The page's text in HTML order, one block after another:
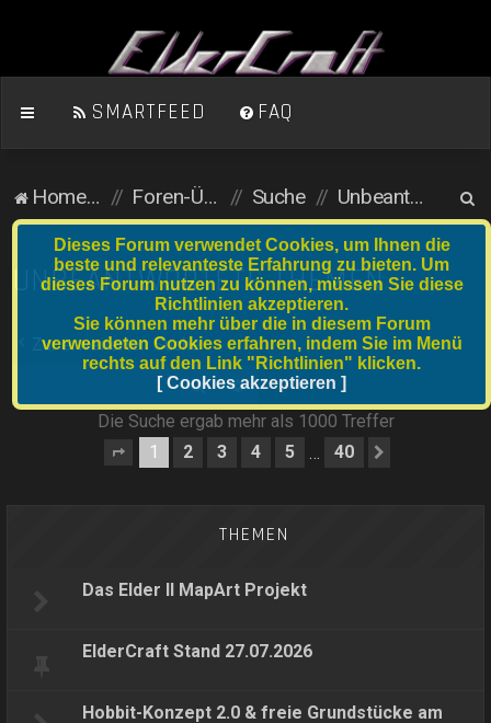
SMARTFEED FAQ
Homepage Foren-Übersicht Suche Unbeantwortete Themen
u
UNBEANTWORTETE THEMEN
Zur erweiterten Suche
SucheErweiterte Suche
Die Suche ergab mehr als 1000 Treffer
Seite
1von
1 2 3 4 5 … 40
THEMEN
Das Elder II MapArt Projekt
ElderCraft Stand 27.07.2026
Hobbit-Konzept 2.0 & freie Grundstücke am
Dieses Forum verwendet Cookies, um Ihnen die
beste und relevanteste Erfahrung zu bieten. Um
dieses Forum nutzen zu können, müssen Sie diese
Richtlinien akzeptieren.
Sie können mehr über die in diesem Forum
verwendeten Cookies erfahren, indem Sie im Menü
rechts auf den Link "Richtlinien" klicken.
[ Cookies akzeptieren ]